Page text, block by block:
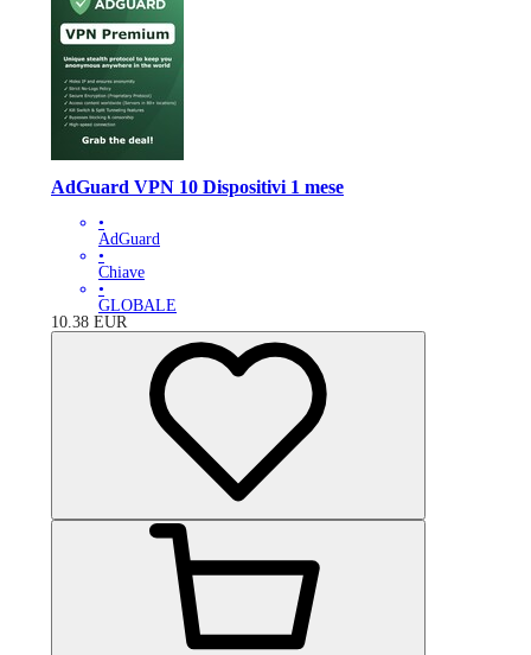
AdGuard VPN 10 Dispositivi 1 mese
•
AdGuard
•
Chiave
•
GLOBALE
10.38 EUR